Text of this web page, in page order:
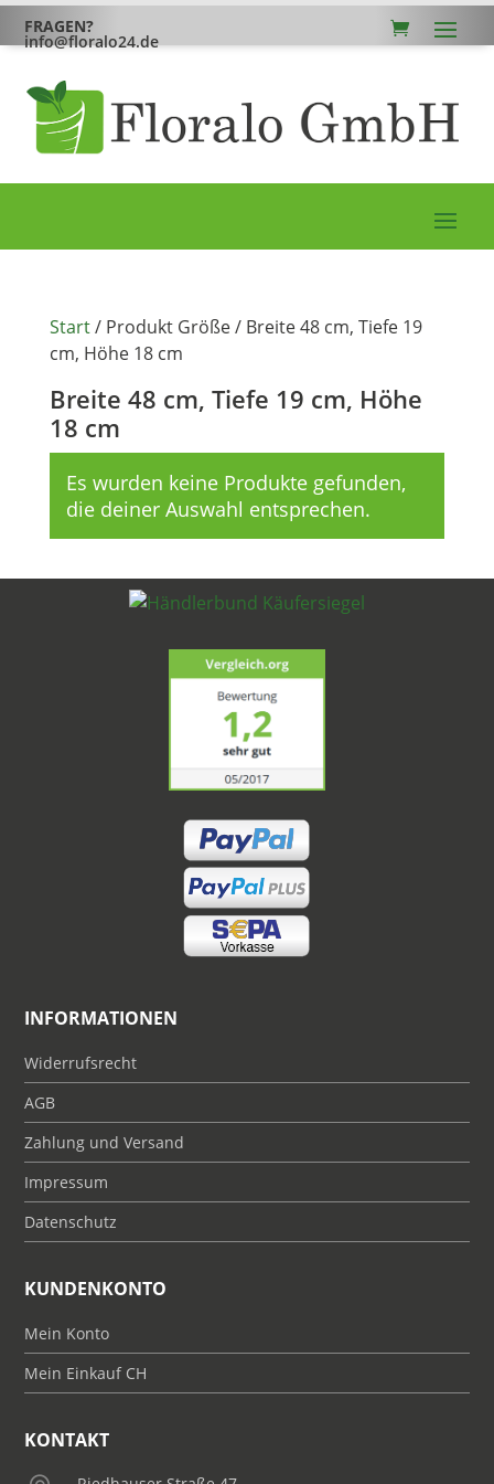
FRAGEN?
info@floralo24.de
Start/ Produkt Größe / Breite 48 cm, Tiefe 19
cm, Höhe 18 cm
Breite 48 cm, Tiefe 19 cm, Höhe
18 cm
Es wurden keine Produkte gefunden,
die deiner Auswahl entsprechen.
INFORMATIONEN
Widerrufsrecht
AGB
Zahlung und Versand
Impressum
Datenschutz
KUNDENKONTO
Mein Konto
Mein Einkauf CH
KONTAKT